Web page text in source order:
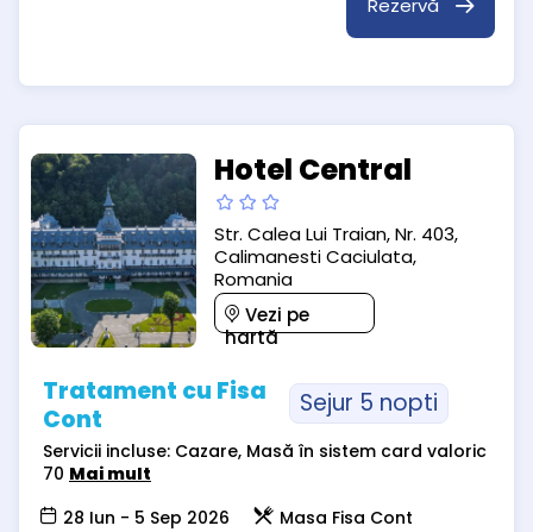
Hotel Central
Str. Calea Lui Traian, Nr. 403,
Calimanesti Caciulata,
Romania
Vezi pe
hartă
Tratament cu Fisa
Cont
Sejur 5 nopti
Servicii incluse: Cazare, Masă în sistem card valoric
70 Mai mult
28 Iun - 5 Sep 2026
Masa Fisa Cont